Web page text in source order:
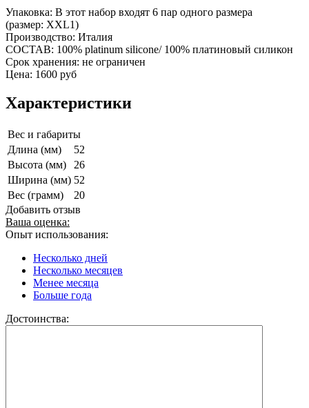
Упаковка: В этот набор входят 6 пар одного размера
(размер: XXL1)
Производство: Италия
СОСТАВ: 100% platinum silicone/ 100% платиновый силикон
Срок хранения: не ограничен
Цена: 1600 руб
Характеристики
Вес и габариты
Длина (мм)
52
Высота (мм)
26
Ширина (мм) 52
Вес (грамм)
20
Добавить отзыв
Ваша оценка:
Опыт использования:
Несколько дней
Несколько месяцев
Менее месяца
Больше года
Достоинства: